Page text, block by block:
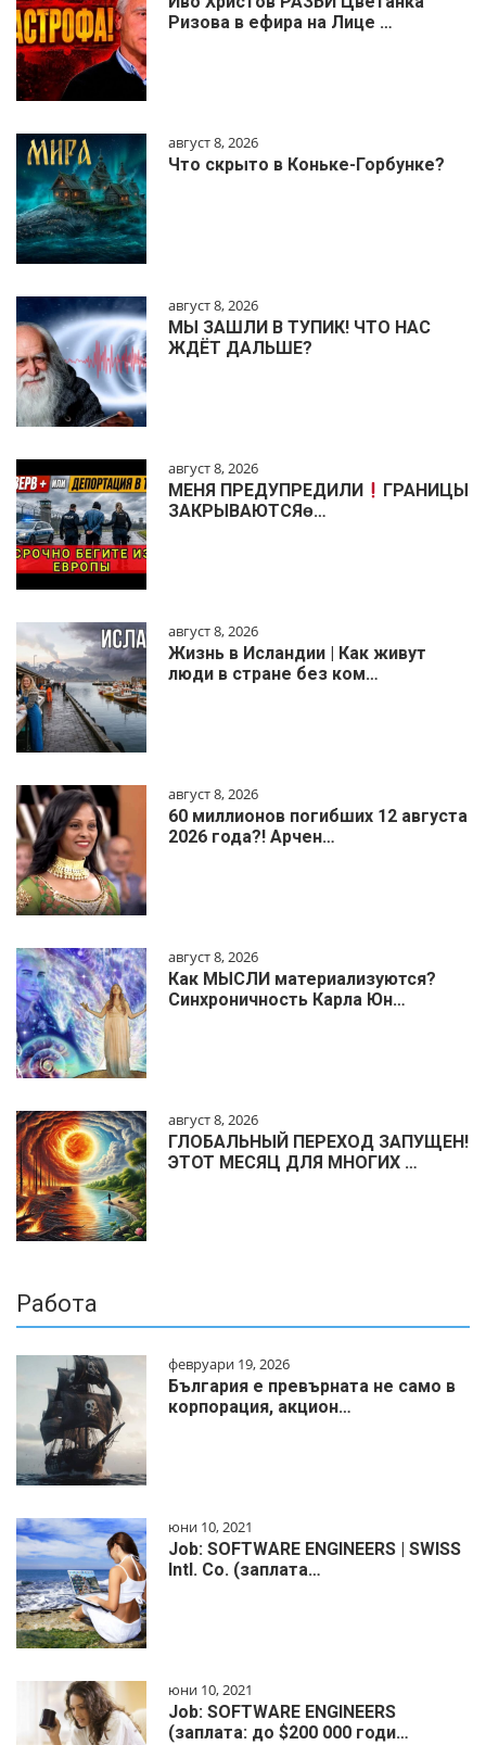
Ризова в ефира на Лице …
август 8, 2026
Что скрыто в Коньке-Горбунке?
август 8, 2026
МЫ ЗАШЛИ В ТУПИК! ЧТО НАС
ЖДЁТ ДАЛЬШЕ?
август 8, 2026
МЕНЯ ПРЕДУПРЕДИЛИ
ГРАНИЦЫ
ЗАКРЫВАЮТСЯɵ…
август 8, 2026
Жизнь в Исландии | Как живут
люди в стране без ком…
август 8, 2026
60 миллионов погибших 12 августа
2026 года?! Арчен…
август 8, 2026
Как МЫСЛИ материализуются?
Синхроничность Карла Юн…
август 8, 2026
ГЛОБАЛЬНЫЙ ПЕРЕХОД ЗАПУЩЕН!
ЭТОТ МЕСЯЦ ДЛЯ МНОГИХ …
Работа
февруари 19, 2026
България е превърната не само в
корпорация, акцион…
юни 10, 2021
Job: SOFTWARE ENGINEERS | SWISS
Intl. Co. (заплата…
юни 10, 2021
Job: SOFTWARE ENGINEERS
(заплата: до $200 000 годи…